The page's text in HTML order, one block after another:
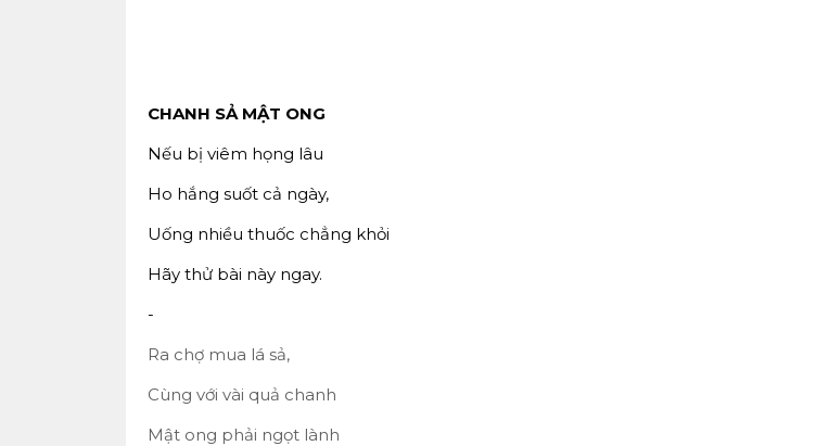
CHANH SẢ MẬT ONG
Nếu bị viêm họng lâu
Ho hắng suốt cả ngày,
Uống nhiều thuốc chẳng khỏi
Hãy thử bài này ngay.
-
Ra chợ mua lá sả,
Cùng với vài quả chanh
Mật ong phải ngọt lành